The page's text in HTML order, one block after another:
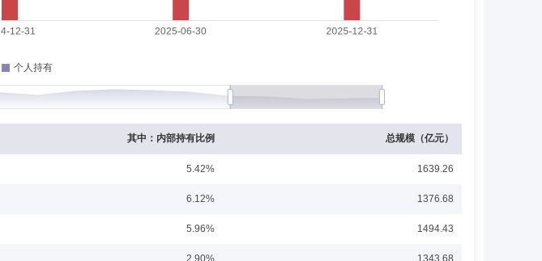
室负责人。曾任北京佑瑞持投资管理有限公司交易员、东莞银行股份有限公司交易员，历任泰康
康新机遇灵活配置混合型证券投资基金基金经理。2016年6月8日至今担任泰康宏泰回报混合型证
其中：内部持有比例 总规模（亿元）
5.42% 1639.26
6.12% 1376.68
5.96% 1494.43
2.90% 1343.68